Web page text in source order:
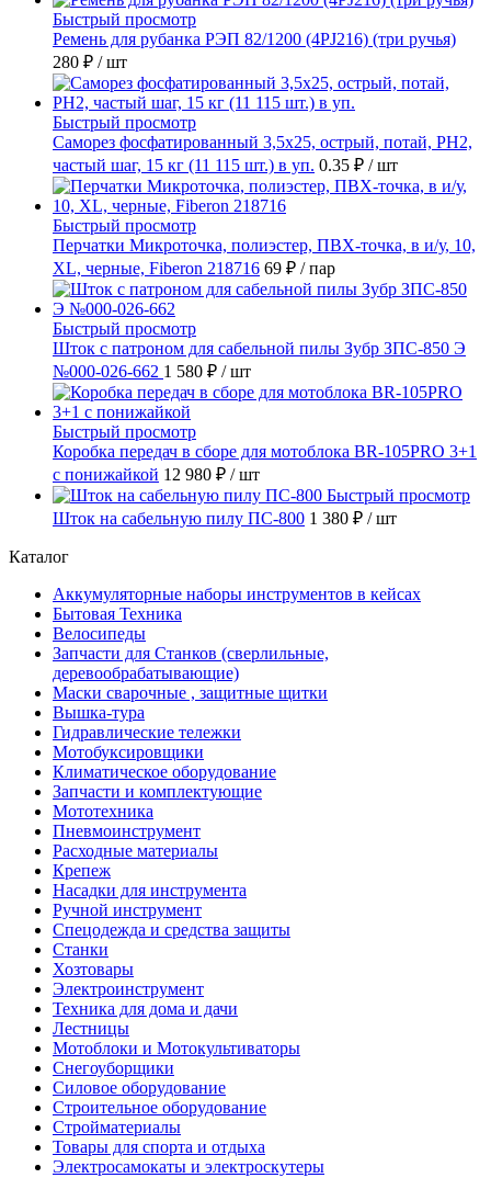
Быстрый просмотр
Ремень для рубанка РЭП 82/1200 (4PJ216) (три ручья)
280 ₽ / шт
Быстрый просмотр
Саморез фосфатированный 3,5х25, острый, потай, РН2,
частый шаг, 15 кг (11 115 шт.) в уп. 0.35 ₽ / шт
Быстрый просмотр
Перчатки Микроточка, полиэстер, ПВХ-точка, в и/у, 10,
ХL, черные, Fiberon 218716 69 ₽ / пар
Быстрый просмотр
Шток с патроном для сабельной пилы Зубр ЗПС-850 Э
№000-026-662 1 580 ₽ / шт
Быстрый просмотр
Коробка передач в сборе для мотоблока BR-105PRO 3+1
с понижайкой 12 980 ₽ / шт
Быстрый просмотр
Шток на сабельную пилу ПС-800 1 380 ₽ / шт
Каталог
Аккумуляторные наборы инструментов в кейсах
Бытовая Техника
Велосипеды
Запчасти для Станков (сверлильные,
деревообрабатывающие)
Маски сварочные , защитные щитки
Вышка-тура
Гидравлические тележки
Мотобуксировщики
Климатическое оборудование
Запчасти и комплектующие
Мототехника
Пневмоинструмент
Расходные материалы
Крепеж
Насадки для инструмента
Ручной инструмент
Спецодежда и средства защиты
Станки
Хозтовары
Электроинструмент
Техника для дома и дачи
Лестницы
Мотоблоки и Мотокультиваторы
Снегоуборщики
Силовое оборудование
Строительное оборудование
Стройматериалы
Товары для спорта и отдыха
Электросамокаты и электроскутеры